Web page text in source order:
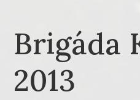
Brigáda
2013